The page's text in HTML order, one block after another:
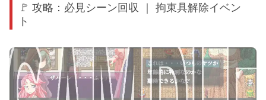
🚩 攻略：必見シーン回収 ｜ 拘束具解除イベン
ト